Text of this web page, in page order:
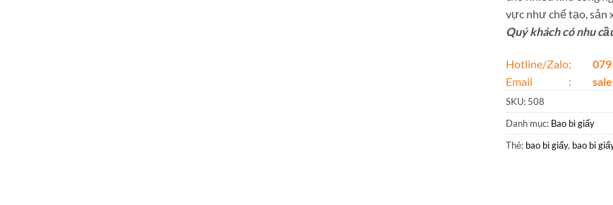
vực như chế tạo, sản
Quý khách có nhu
Hotline/Zalo:
Email :
SKU: 508
Danh mục: Bao bì giấy
Thẻ: bao bì giấy, bao bì